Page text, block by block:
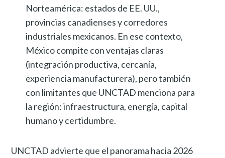
Norteamérica: estados de EE. UU.,
provincias canadienses y corredores
industriales mexicanos. En ese contexto,
México compite con ventajas claras
(integración productiva, cercanía,
experiencia manufacturera), pero también
con limitantes que UNCTAD menciona para
la región: infraestructura, energía, capital
humano y certidumbre.
UNCTAD advierte que el panorama hacia 2026